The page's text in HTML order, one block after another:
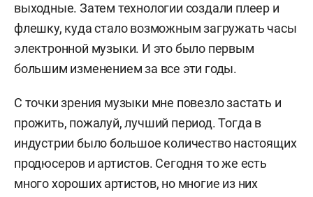
выходные. Затем технологии создали плеер и
флешку, куда стало возможным загружать часы
электронной музыки. И это было первым
большим изменением за все эти годы.
С точки зрения музыки мне повезло застать и
прожить, пожалуй, лучший период. Тогда в
индустрии было большое количество настоящих
продюсеров и артистов. Сегодня то же есть
много хороших артистов, но многие из них